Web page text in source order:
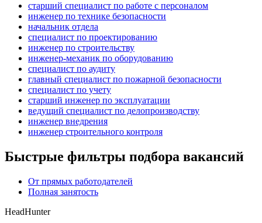
старший специалист по работе с персоналом
инженер по технике безопасности
начальник отдела
специалист по проектированию
инженер по строительству
инженер-механик по оборудованию
специалист по аудиту
главный специалист по пожарной безопасности
специалист по учету
старший инженер по эксплуатации
ведущий специалист по делопроизводству
инженер внедрения
инженер строительного контроля
Быстрые фильтры подбора вакансий
От прямых работодателей
Полная занятость
HeadHunter